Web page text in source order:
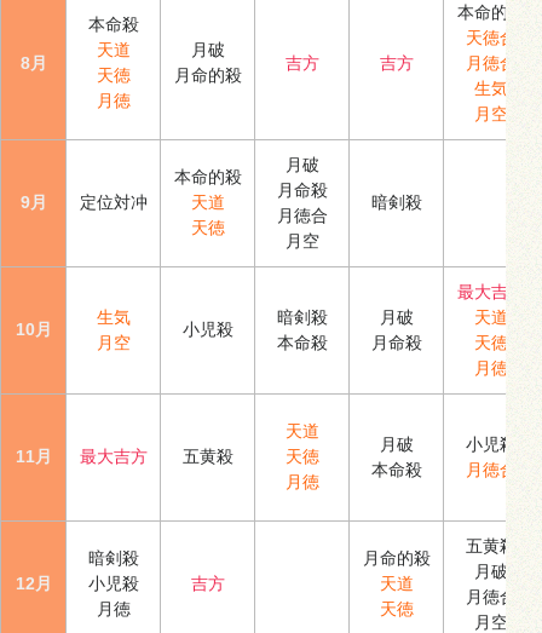
8月
本命殺
天道
天徳
月徳
月破
月命的殺
吉方 吉方
本命的殺
天徳合
月徳合
生気
月空
9月 定位対冲
本命的殺
天道
天徳
月破
月命殺
月徳合
月空
暗剣殺
10月
生気
月空
小児殺
暗剣殺
本命殺
月破
月命殺
最大吉方
天道
天徳
月徳
11月 最大吉方 五黄殺
天道
天徳
月徳
月破
本命殺
小児殺
月徳合
12月
暗剣殺
小児殺
月徳
吉方
月命的殺
天道
天徳
五黄殺
月破
月徳合
月空